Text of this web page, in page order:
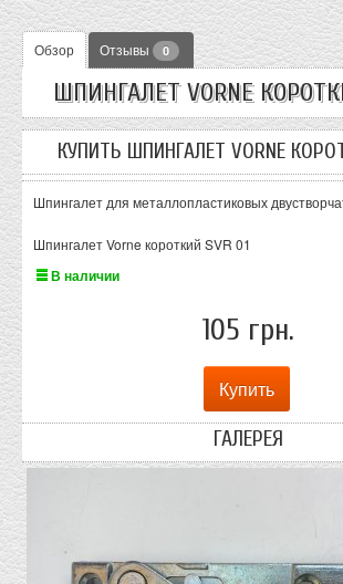
Обзор Отзывы 0
ШПИНГАЛЕТ VORNE
КУПИТЬ ШПИНГАЛЕТ VORNE
Шпингалет для металлопластиковых
Шпингалет Vorne короткий SVR 01
В наличии
105 грн.
ГАЛЕРЕЯ